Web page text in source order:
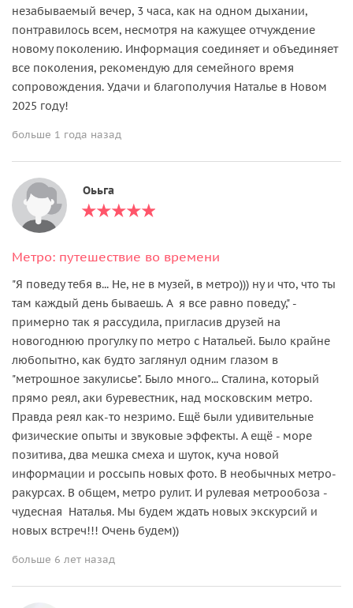
незабываемый вечер, 3 часа, как на одном дыхании,
понтравилось всем, несмотря на кажущее отчуждение
новому поколению. Информация соединяет и объединяет
все поколения, рекомендую для семейного время
сопровождения. Удачи и благополучия Наталье в Новом
2025 году!
больше 1 года назад
Оььга
Метро: путешествие во времени
"Я поведу тебя в... Не, не в музей, в метро))) ну и что, что ты
там каждый день бываешь. А я все равно поведу," -
примерно так я рассудила, пригласив друзей на
новогоднюю прогулку по метро с Натальей. Было крайне
любопытно, как будто заглянул одним глазом в
"метрошное закулисье". Было много... Сталина, который
прямо реял, аки буревестник, над московским метро.
Правда реял как-то незримо. Ещё были удивительные
физические опыты и звуковые эффекты. А ещё - море
позитива, два мешка смеха и шуток, куча новой
информации и россыпь новых фото. В необычных метро-
ракурсах. В общем, метро рулит. И рулевая метрообоза -
чудесная Наталья. Мы будем ждать новых экскурсий и
новых встреч!!! Очень будем))
больше 6 лет назад